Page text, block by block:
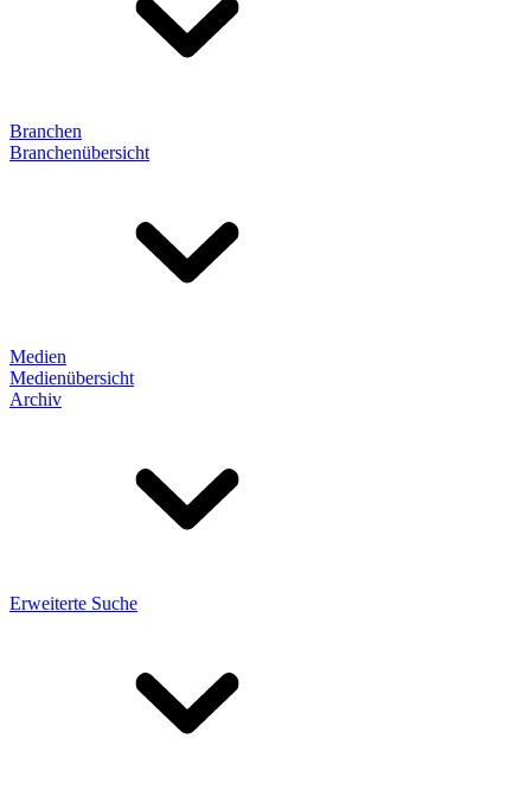
Branchen
Branchenübersicht
Medien
Medienübersicht
Archiv
Erweiterte Suche